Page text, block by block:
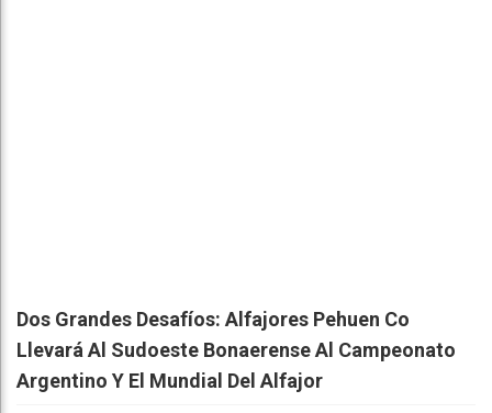
Dos Grandes Desafíos: Alfajores Pehuen Co
Llevará Al Sudoeste Bonaerense Al Campeonato
Argentino Y El Mundial Del Alfajor